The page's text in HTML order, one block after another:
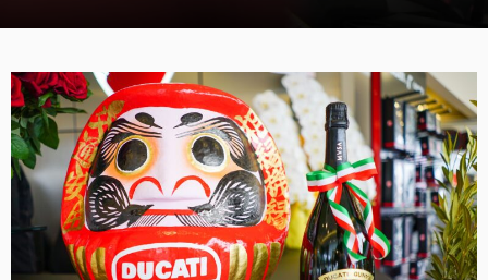
お支払いシミュレーション
お問合せ